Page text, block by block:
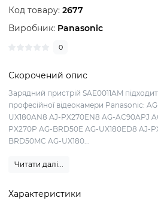
Код товару:2677
Виробник: Panasonic
0
Скорочений опис
Зарядний пристрій SAE0011AM
професійної відеокамери Panasonic:
UX180AN8 AJ-PX270EN8 AG-AC90APJ
PX270P AG-BRD50E AG-UX180ED8 AJ-
BRD50MC AG-UX180...
Читати далі...
Характеристики